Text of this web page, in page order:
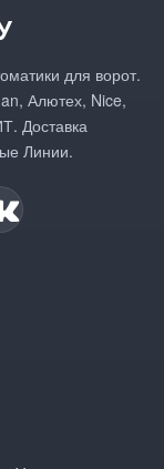
для ворот.
Алютех, Nice,
Доставка
Линии.